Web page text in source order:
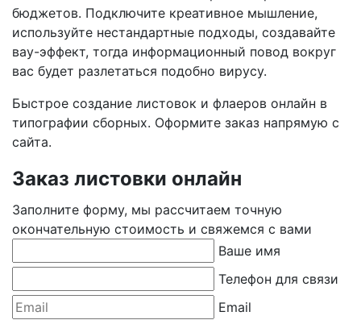
бюджетов. Подключите креативное мышление,
используйте нестандартные подходы, создавайте
вау-эффект, тогда информационный повод вокруг
вас будет разлетаться подобно вирусу.
Быстрое создание листовок и флаеров онлайн в
типографии сборных. Оформите заказ напрямую с
сайта.
Заказ листовки онлайн
Заполните форму, мы рассчитаем точную
окончательную стоимость и свяжемся с вами
Ваше имя
Телефон для связи
Email